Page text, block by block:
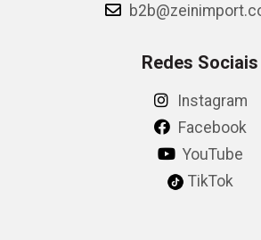
Redes Sociais
Instagram
Facebook
YouTube
TikTok